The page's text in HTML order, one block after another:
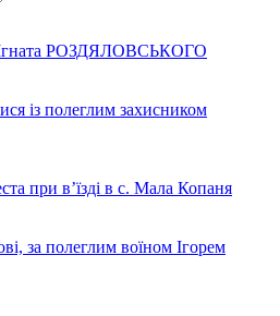
Ігната РОЗДЯЛОВСЬКОГО
із полеглим захисником
при вʼїзді в с. Мала Копаня
за полеглим воїном Ігорем